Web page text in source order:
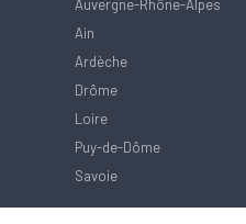
Auvergne-Rhône-Alpes
Ain
Ardèche
Drôme
Loire
Puy-de-Dôme
Savoie